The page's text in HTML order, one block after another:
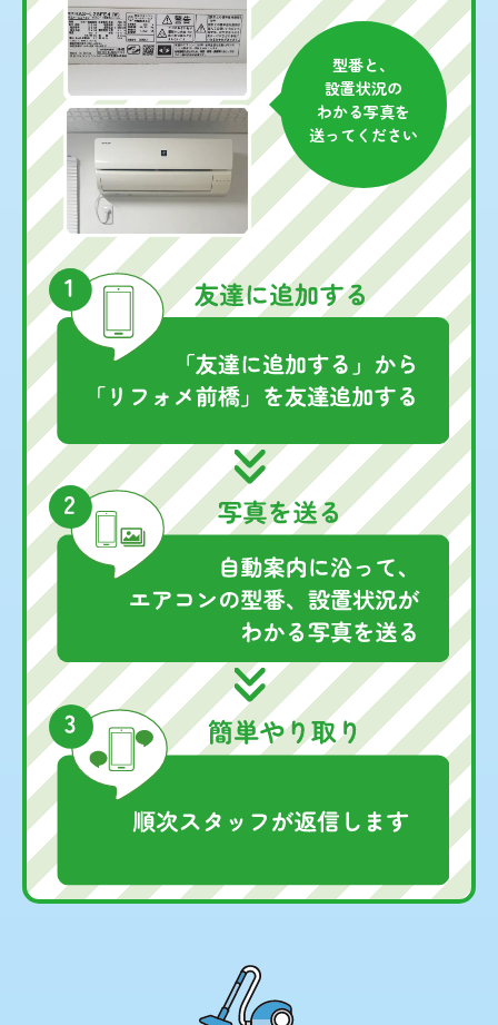
型番と、
設置状況の
わかる写真を
送ってください